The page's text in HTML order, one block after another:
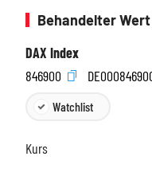
Behandelter Wert
DAX Index
846900
Watchlist
Kurs